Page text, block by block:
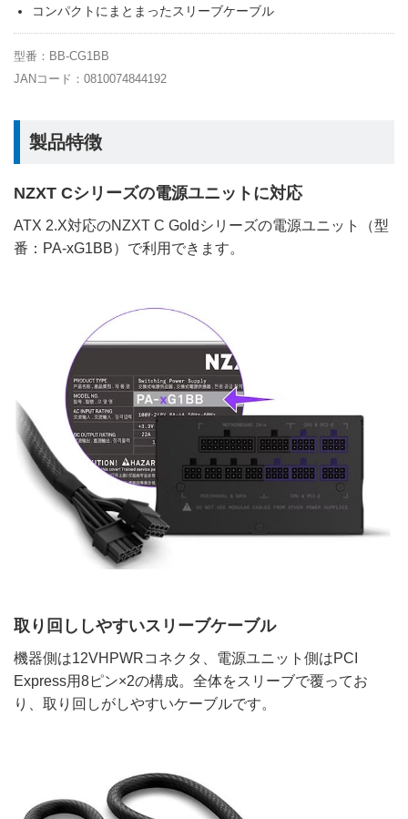
コンパクトにまとまったスリーブケーブル
型番：BB-CG1BB
JANコード：0810074844192
製品特徴
NZXT Cシリーズの電源ユニットに対応
ATX 2.X対応のNZXT C Goldシリーズの電源ユニット（型
番：PA-xG1BB）で利用できます。
取り回ししやすいスリーブケーブル
機器側は12VHPWRコネクタ、電源ユニット側はPCI
Express用8ピン×2の構成。全体をスリーブで覆ってお
り、取り回しがしやすいケーブルです。